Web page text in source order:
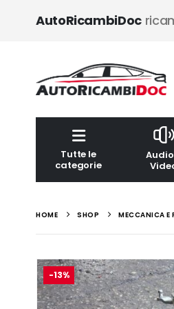
AutoRicambiDoc
Tutte le
categorie
HOME SHOP MECCANICA E
-13%